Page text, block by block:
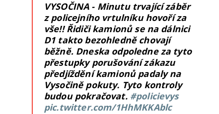
VYSOČINA - Minutu trvající záběr
z policejního vrtulníku hovoří za
vše!! Řidiči kamionů se na dálnici
D1 takto bezohledně chovají
běžně. Dneska odpoledne za tyto
přestupky porušování zákazu
předjíždění kamionů padaly na
Vysočině pokuty. Tyto kontroly
budou pokračovat. #policievys
pic.twitter.com/1HhMKKAblc